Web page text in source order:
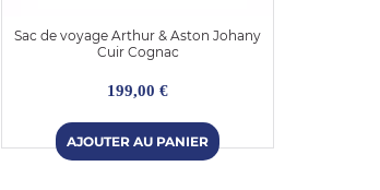
Sac de voyage Arthur & Aston Johany
Cuir Cognac
199,00 €